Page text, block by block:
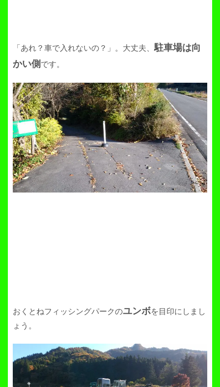
「あれ？車で入れないの？」。大丈夫、駐車場は向
かい側 です。
おくとねフィッシングパークのユンボを目印にしまし
ょう。